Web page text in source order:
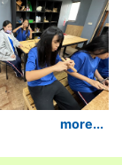
more...